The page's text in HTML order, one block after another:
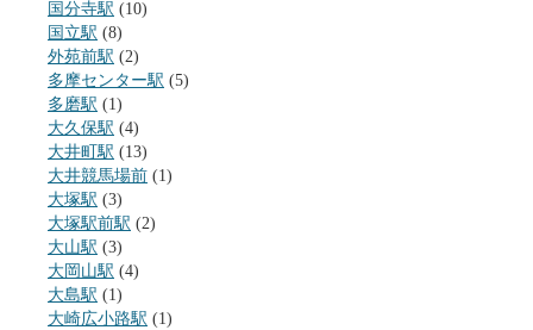
国分寺駅 (10)
国立駅 (8)
外苑前駅 (2)
多摩センター駅 (5)
多磨駅 (1)
大久保駅 (4)
大井町駅 (13)
大井競馬場前 (1)
大塚駅 (3)
大塚駅前駅 (2)
大山駅 (3)
大岡山駅 (4)
大島駅 (1)
大崎広小路駅 (1)